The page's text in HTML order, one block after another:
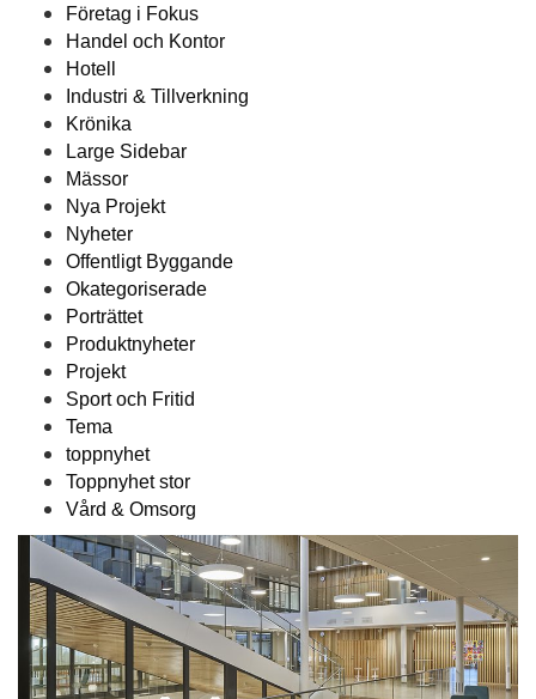
Företag i Fokus
Handel och Kontor
Hotell
Industri & Tillverkning
Krönika
Large Sidebar
Mässor
Nya Projekt
Nyheter
Offentligt Byggande
Okategoriserade
Porträttet
Produktnyheter
Projekt
Sport och Fritid
Tema
toppnyhet
Toppnyhet stor
Vård & Omsorg